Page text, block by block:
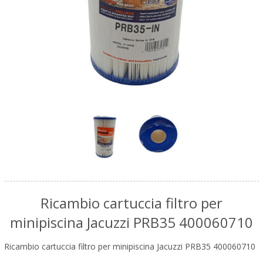
Ricambio cartuccia filtro per
minipiscina Jacuzzi PRB35 400060710
Ricambio cartuccia filtro per minipiscina Jacuzzi PRB35 400060710